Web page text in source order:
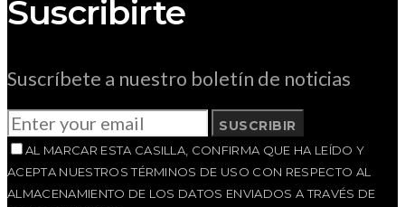
Suscribirte
Suscríbete a nuestro boletín de noticias
SUSCRIBIR
AL MARCAR ESTA CASILLA, CONFIRMA QUE HA LEÍDO Y
ACEPTA NUESTROS TÉRMINOS DE USO CON RESPECTO AL
ALMACENAMIENTO DE LOS DATOS ENVIADOS A TRAVÉS DE